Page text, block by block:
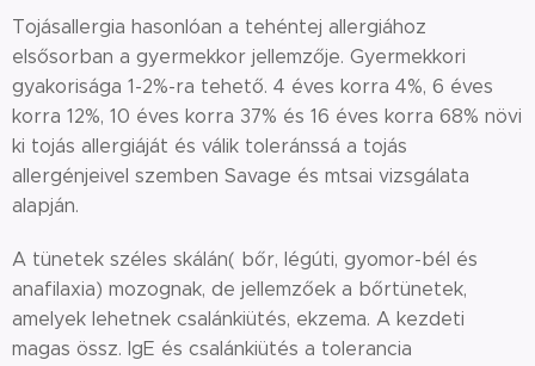
Tojásallergia hasonlóan a tehéntej allergiához
elsősorban a gyermekkor jellemzője. Gyermekkori
gyakorisága 1-2%-ra tehető. 4 éves korra 4%, 6 éves
korra 12%, 10 éves korra 37% és 16 éves korra 68% növi
ki tojás allergiáját és válik toleránssá a tojás
allergénjeivel szemben Savage és mtsai vizsgálata
alapján.
A tünetek széles skálán( bőr, légúti, gyomor-bél és
anafilaxia) mozognak, de jellemzőek a bőrtünetek,
amelyek lehetnek csalánkiütés, ekzema. A kezdeti
magas össz. IgE és csalánkiütés a tolerancia